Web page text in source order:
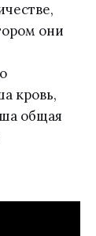
они
кровь,
общая